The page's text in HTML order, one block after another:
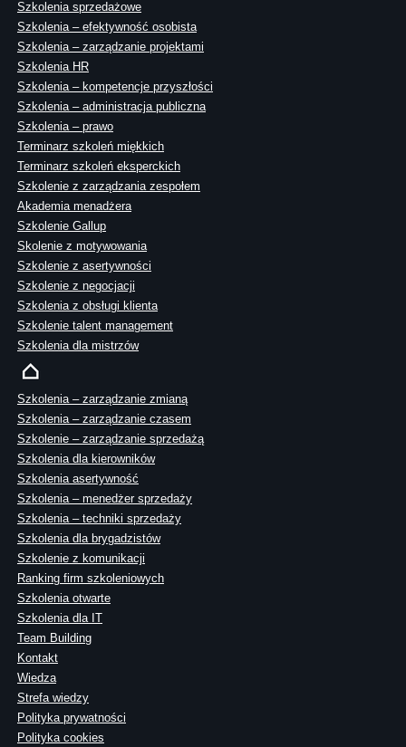
Szkolenia sprzedażowe
Szkolenia – efektywność osobista
Szkolenia – zarządzanie projektami
Szkolenia HR
Szkolenia – kompetencje przyszłości
Szkolenia – administracja publiczna
Szkolenia – prawo
Terminarz szkoleń miękkich
Terminarz szkoleń eksperckich
Szkolenie z zarządzania zespołem
Akademia menadżera
Szkolenie Gallup
Skolenie z motywowania
Szkolenie z asertywności
Szkolenie z negocjacji
Szkolenia z obsługi klienta
Szkolenie talent management
Szkolenia dla mistrzów
Szkolenia – zarządzanie zmianą
Szkolenia – zarządzanie czasem
Szkolenie – zarządzanie sprzedażą
Szkolenia dla kierowników
Szkolenia asertywność
Szkolenia – menedżer sprzedaży
Szkolenia – techniki sprzedaży
Szkolenia dla brygadzistów
Szkolenie z komunikacji
Ranking firm szkoleniowych
Szkolenia otwarte
Szkolenia dla IT
Team Building
Kontakt
Wiedza
Strefa wiedzy
Polityka prywatności
Polityka cookies